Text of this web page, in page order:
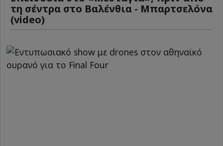
τη σέντρα στο Βαλένθια - Μπαρτσελόνα
(video)